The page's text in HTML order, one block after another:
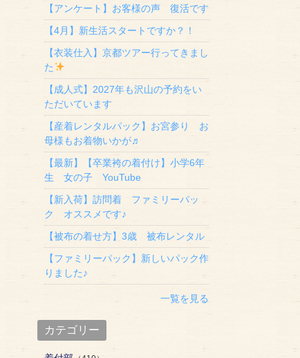
【アンケート】お客様の声 復活です
【4月】新生活スタートですか？！
【衣装仕入】京都ツアー行ってきまし
た
【成人式】2027年も沢山の予約をい
ただいています
【産着レンタルパック】お宮参り お
母様もお着物いかが♬
【最新】【卒業袴の着付け】小学6年
生 女の子 YouTube
【新入荷】訪問着 ファミリーパッ
ク オススメです♪
【被布の着せ方】3歳 被布レンタル
【ファミリーパック】新しいパック作
りました♪
一覧を見る
カテゴリー